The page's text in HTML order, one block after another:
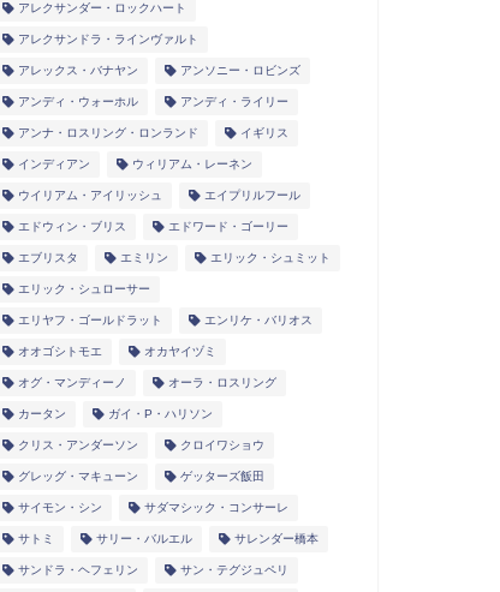
アレクサンダー・ロックハート
アレクサンドラ・ラインヴァルト
アレックス・バナヤン アンソニー・ロビンズ
アンディ・ウォーホル アンディ・ライリー
アンナ・ロスリング・ロンランド イギリス
インディアン ウィリアム・レーネン
ウイリアム・アイリッシュ エイプリルフール
エドウィン・ブリス エドワード・ゴーリー
エブリスタ エミリン エリック・シュミット
エリック・シュローサー
エリヤフ・ゴールドラット エンリケ・バリオス
オオゴシトモエ オカヤイヅミ
オグ・マンディーノ オーラ・ロスリング
カータン ガイ・P・ハリソン
クリス・アンダーソン クロイワショウ
グレッグ・マキューン ゲッターズ飯田
サイモン・シン サダマシック・コンサーレ
サトミ サリー・バルエル サレンダー橋本
サンドラ・ヘフェリン サン・テグジュペリ